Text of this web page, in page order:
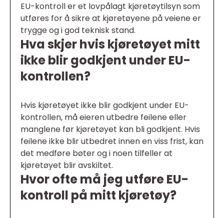
EU-kontroll er et lovpålagt kjøretøytilsyn som
utføres for å sikre at kjøretøyene på veiene er
trygge og i god teknisk stand.
Hva skjer hvis kjøretøyet mitt
ikke blir godkjent under EU-
kontrollen?
Hvis kjøretøyet ikke blir godkjent under EU-
kontrollen, må eieren utbedre feilene eller
manglene før kjøretøyet kan bli godkjent. Hvis
feilene ikke blir utbedret innen en viss frist, kan
det medføre bøter og i noen tilfeller at
kjøretøyet blir avskiltet.
Hvor ofte må jeg utføre EU-
kontroll på mitt kjøretøy?